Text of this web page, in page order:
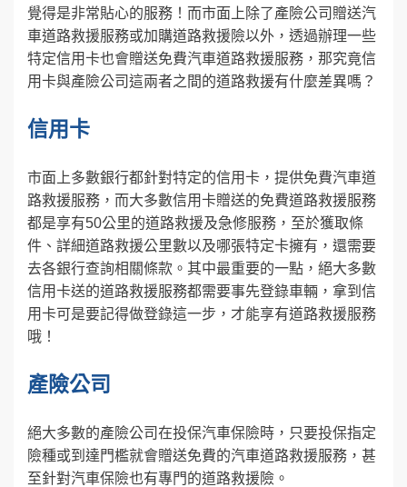
覺得是非常貼心的服務！而市面上除了產險公司贈送汽
車道路救援服務或加購道路救援險以外，透過辦理一些
特定信用卡也會贈送免費汽車道路救援服務，那究竟信
用卡與產險公司這兩者之間的道路救援有什麼差異嗎？
信用卡
市面上多數銀行都針對特定的信用卡，提供免費汽車道
路救援服務，而大多數信用卡贈送的免費道路救援服務
都是享有50公里的道路救援及急修服務，至於獲取條
件、詳細道路救援公里數以及哪張特定卡擁有，還需要
去各銀行查詢相關條款。其中最重要的一點，絕大多數
信用卡送的道路救援服務都需要事先登錄車輛，拿到信
用卡可是要記得做登錄這一步，才能享有道路救援服務
哦！
產險公司
絕大多數的產險公司在投保汽車保險時，只要投保指定
險種或到達門檻就會贈送免費的汽車道路救援服務，甚
至針對汽車保險也有專門的道路救援險。